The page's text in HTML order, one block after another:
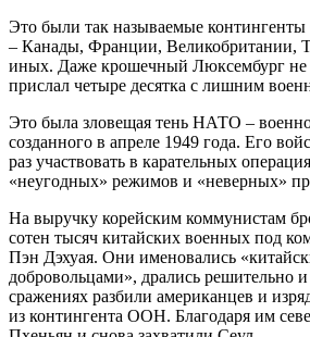
Это были так называемые
– Канады, Франции, Великобритании,
иных. Даже крошечный Люксембург не
прислал четыре десятка с лишним
Это была зловещая тень НАТО –
созданного в апреле 1949 года. Его
раз участвовать в карательных
«неугодных» режимов и «неверных»
На выручку корейским коммунистам
сотен тысяч китайских военных под
Пэн Дэхуая. Они именовались
добровольцами», дрались решительно
сражениях разбили американцев и
из контингента ООН. Благодаря им